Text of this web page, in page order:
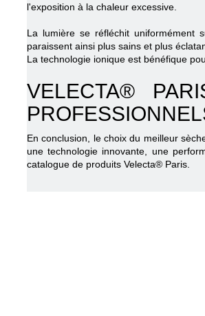
l'exposition à la chaleur excessive.
La lumière se réfléchit uniformément
paraissent ainsi plus sains et plus
La technologie ionique est bénéfique
VELECTA®
En conclusion, le choix du meilleur
une technologie innovante, une
catalogue de produits Velecta® Paris.